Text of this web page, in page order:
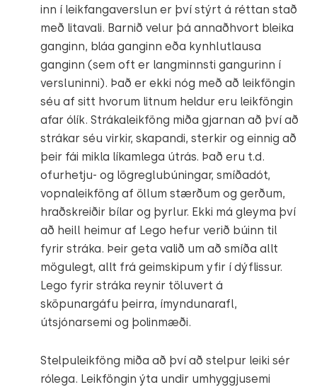
inn í leikfangaverslun er því stýrt á réttan stað
með litavali. Barnið velur þá annaðhvort bleika
ganginn, bláa ganginn eða kynhlutlausa
ganginn (sem oft er langminnsti gangurinn í
versluninni). Það er ekki nóg með að leikföngin
séu af sitt hvorum litnum heldur eru leikföngin
afar ólík. Strákaleikföng miða gjarnan að því að
strákar séu virkir, skapandi, sterkir og einnig að
þeir fái mikla líkamlega útrás. Það eru t.d.
ofurhetju- og lögreglubúningar, smíðadót,
vopnaleikföng af öllum stærðum og gerðum,
hraðskreiðir bílar og þyrlur. Ekki má gleyma því
að heill heimur af Lego hefur verið búinn til
fyrir stráka. Þeir geta valið um að smíða allt
mögulegt, allt frá geimskipum yfir í dýflissur.
Lego fyrir stráka reynir töluvert á
sköpunargáfu þeirra, ímyndunarafl,
útsjónarsemi og þolinmæði.
Stelpuleikföng miða að því að stelpur leiki sér
rólega. Leikföngin ýta undir umhyggjusemi